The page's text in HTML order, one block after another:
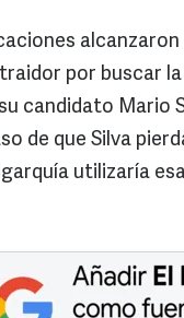
por buscar
candidato Mario
de que Silva
utilizaría